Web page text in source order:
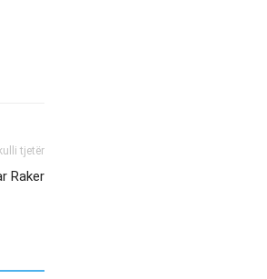
tjetër
Raker